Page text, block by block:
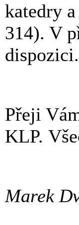
katedry
314). V
dispozici.
Přeji
KLP.
Marek